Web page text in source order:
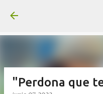
"Perdona que